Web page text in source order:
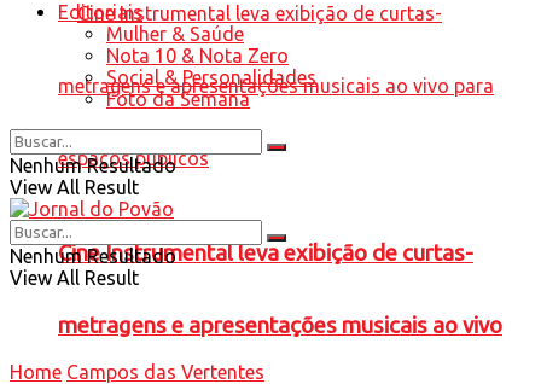
Cine Instrumental leva exibição de curtas-
metragens e apresentações musicais ao vivo
Editoriais
Mulher & Saúde
Nota 10 & Nota Zero
Social & Personalidades
Foto da Semana
Nenhum Resultado
View All Result
Nenhum Resultado
View All Result
Home Campos das Vertentes